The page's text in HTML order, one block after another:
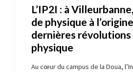
L’IP2I : à
de physique à
dernières révolutions
physique
Au cœur du campus de la Doua,